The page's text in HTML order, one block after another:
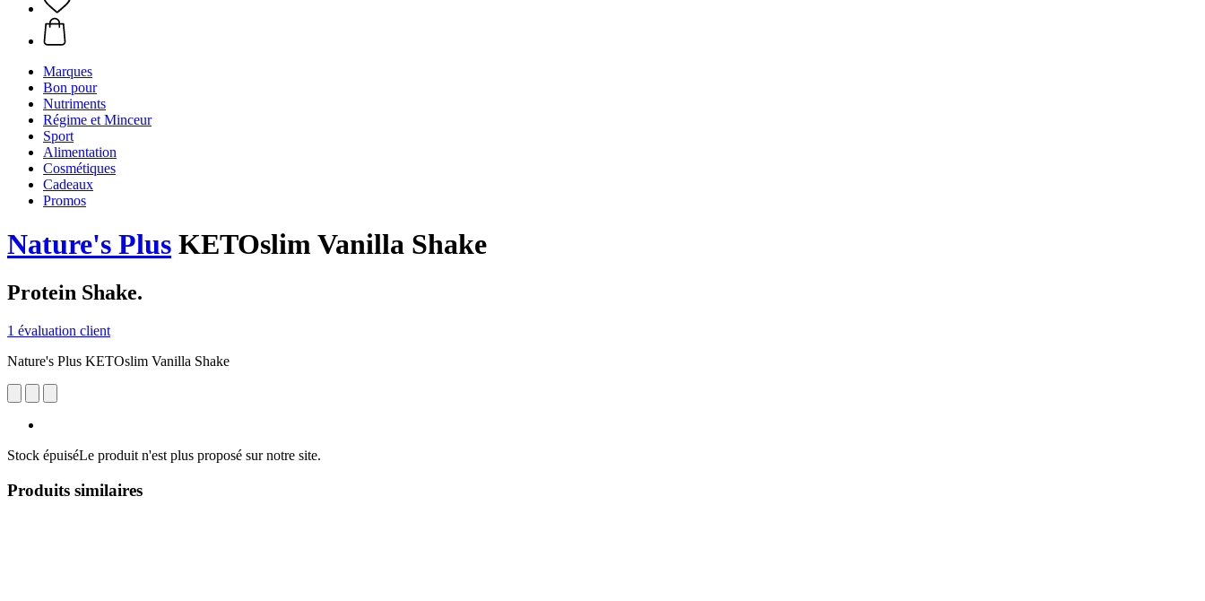
Marques
Bon pour
Nutriments
Régime et Minceur
Sport
Alimentation
Cosmétiques
Cadeaux
Promos
Nature's Plus KETOslim Vanilla Shake
Protein Shake.
1 évaluation client
Nature's Plus KETOslim Vanilla Shake
Stock épuiséLe produit n'est plus proposé sur notre site.
Produits similaires